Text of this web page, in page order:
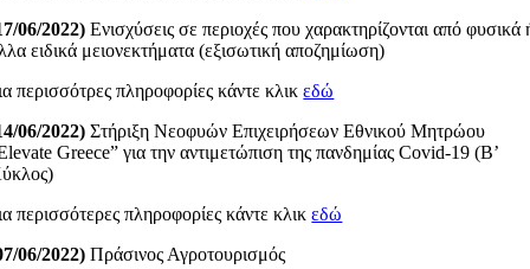
06/2022) Ενισχύσεις σε περιοχές που χαρακτηρίζονται από φυσικά
ειδικά μειονεκτήματα (εξισωτική αποζημίωση)
περισσότρες πληροφορίες κάντε κλικεδώ
06/2022) Στήριξη Νεοφυών Επιχειρήσεων Εθνικού Μητρώου
Greece” για την αντιμετώπιση της πανδημίας Covid-19 (Β’
περισσότερες πληροφορίες κάντε κλικεδώ
06/2022) Πράσινος Αγροτουρισμός